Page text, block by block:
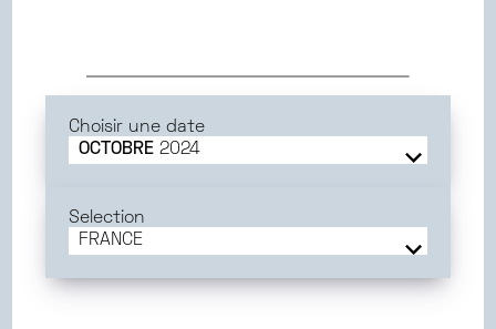
Choisir une date
OCTOBRE 2024
MAI
2025
AVRIL2025
Selection
FRANCE